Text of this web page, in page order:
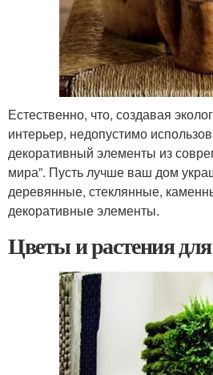
Естественно, что, создавая
интерьер, недопустимо
декоративный элементы из
мира”. Пусть лучше ваш дом
деревянные, стеклянные,
декоративные элементы.
Цветы и растения